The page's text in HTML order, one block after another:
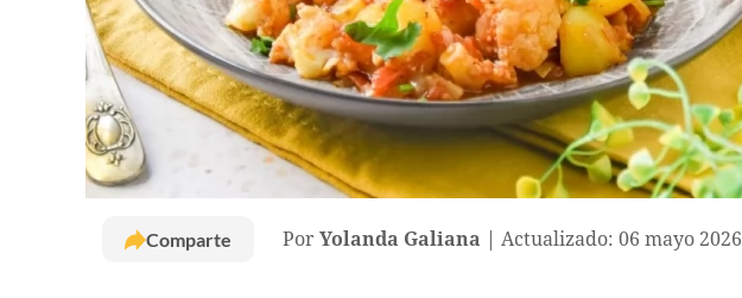
Comparte Por Yolanda Galiana Actualizado: 06 mayo 2026